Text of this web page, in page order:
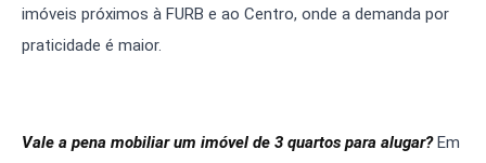
imóveis próximos à FURB e ao Centro, onde a demanda por
praticidade é maior.
Vale a pena mobiliar um imóvel de 3 quartos para alugar?Em